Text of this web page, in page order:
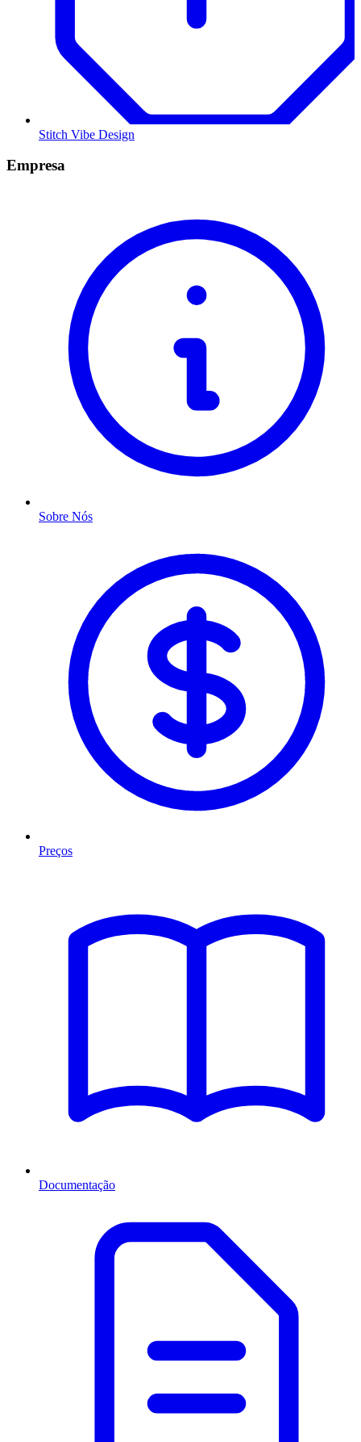
Stitch Vibe Design
Empresa
Sobre Nós
Preços
Documentação